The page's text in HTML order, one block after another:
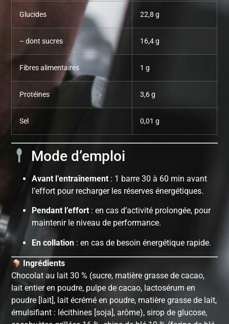
Glucides 22,8 g
– dont sucres 16,4 g
Fibres alimentaires 1 g
Protéines 3,6 g
Sel 0,01 g
Mode d’emploi
Avant l’entraînement : 1 barre 30 à 60 min avant
l’effort pour recharger les réserves énergétiques.
Pendant l’effort : en cas d’activité prolongée, pour
maintenir le niveau de performance.
En collation : en cas de besoin énergétique rapide.
Ingrédients
Chocolat au lait 30 % (sucre, matière grasse de cacao,
lait entier en poudre, pulpe de cacao, lactosérum en
poudre [lait], lait écrémé en poudre, matière grasse de lait,
émulsifiant : lécithines [soja], arôme), sirop de glucose,